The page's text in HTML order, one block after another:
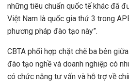
những tiêu chuẩn quốc tế khác đã
Việt Nam là quốc gia thứ 3 trong
phương pháp đào tạo này”.
CBTA phối hợp chặt chẽ ba bên
đào tạo nghề và doanh nghiệp có
có chức năng tư vấn và hỗ trợ về